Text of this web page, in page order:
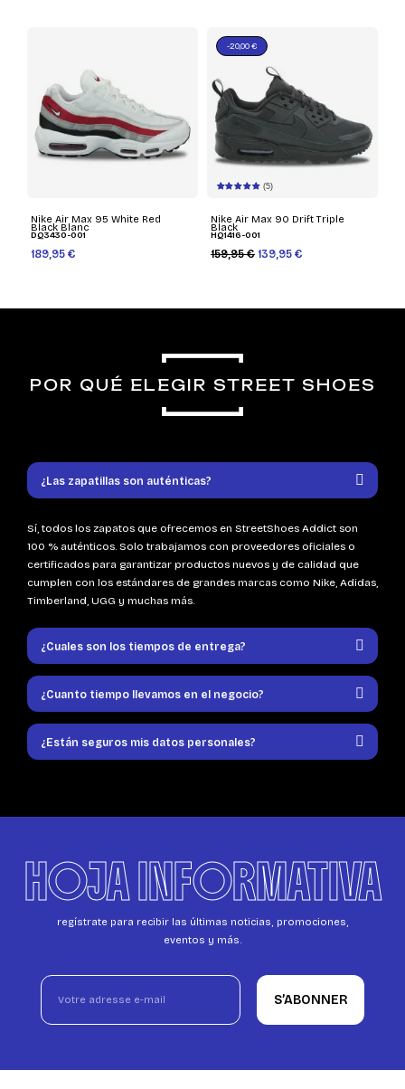
Nike Air Max 95 White Red
Black Blanc
DQ3430-001
189,95 €
(5)
Nike Air Max 90 Drift Triple
Black
HQ1416-001
159,95 € 139,95 €
-20,00 €
POR QUÉ ELEGIR STREET SHOES
¿Las zapatillas son auténticas?
Sí, todos los zapatos que ofrecemos en StreetShoes Addict son
100 % auténticos. Solo trabajamos con proveedores oficiales o
certificados para garantizar productos nuevos y de calidad que
cumplen con los estándares de grandes marcas como Nike, Adidas,
Timberland, UGG y muchas más.
¿Cuales son los tiempos de entrega?
¿Cuanto tiempo llevamos en el negocio?
¿Están seguros mis datos personales?
HOJA INFORMATIVA
regístrate para recibir las últimas noticias, promociones,
eventos y más.
S’ABONNER